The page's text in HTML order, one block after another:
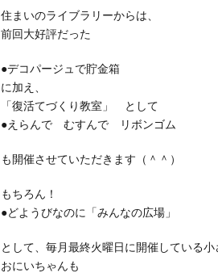
住まいのライブラリーからは、
前回大好評だった
●デコパージュで貯金箱
に加え、
「復活てづくり教室」 として
●えらんで むすんで リボンゴム
も開催させていただきます（＾＾）
もちろん！
●どようびなのに「みんなの広場」
として、毎月最終火曜日に開催している
おにいちゃんも